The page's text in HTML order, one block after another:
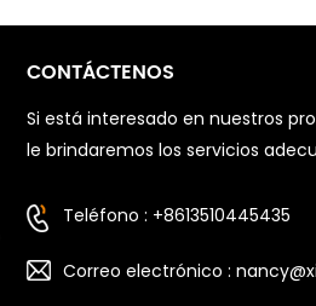
CONTÁCTENOS
Si está interesado en nuestros
le brindaremos los servicios
Teléfono : +8613510445435
Correo electrónico :